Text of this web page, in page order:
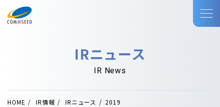
IRニュース
IR News
HOME IR情報 IRニュース 2019